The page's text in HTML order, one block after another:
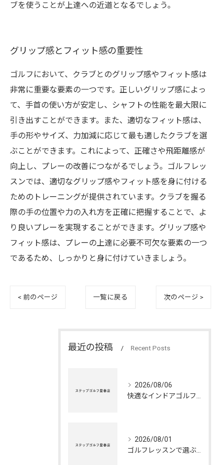
ブを使うことが上達への近道となるでしょう。
グリップ感とフィット感の重要性
ゴルフにおいて、クラブとのグリップ感やフィット感は
非常に重要な要素の一つです。正しいグリップ感によっ
て、手首の使い方が安定し、シャフトの性能を最大限に
引き出すことができます。また、適切なフィット感は、
手の形やサイズ、力加減に応じて最も適したクラブを選
ぶことができます。これによって、正確さや飛距離感が
向上し、プレーの改善につながるでしょう。ゴルフレッ
スンでは、適切なグリップ感やフィット感を身に付ける
ためのトレーニングが提供されています。クラブを握る
際の手の位置や力の入れ方を正確に把握することで、よ
り良いプレーを実現することができます。グリップ感や
フィット感は、プレーの上達に必要不可欠な要素の一つ
であるため、しっかりと身に付けていきましょう。
< 前のページ 一覧に戻る 次のページ >
最近の投稿 Recent Posts
2026/08/06
2026/08/01